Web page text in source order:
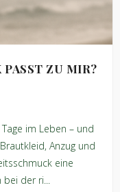
ZU MIR?
im Leben – und
Anzug und
eine
der ri...